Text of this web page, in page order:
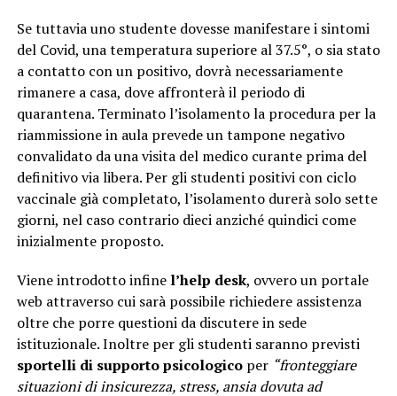
Se tuttavia uno studente dovesse manifestare i sintomi
del Covid, una temperatura superiore al 37.5°, o sia stato
a contatto con un positivo, dovrà necessariamente
rimanere a casa, dove affronterà il periodo di
quarantena. Terminato l’isolamento la procedura per la
riammissione in aula prevede un tampone negativo
convalidato da una visita del medico curante prima del
definitivo via libera. Per gli studenti positivi con ciclo
vaccinale già completato, l’isolamento durerà solo sette
giorni, nel caso contrario dieci anziché quindici come
inizialmente proposto.
Viene introdotto infine l’help desk, ovvero un portale
web attraverso cui sarà possibile richiedere assistenza
oltre che porre questioni da discutere in sede
istituzionale. Inoltre per gli studenti saranno previsti
sportelli di supporto psicologicoper “fronteggiare
situazioni di insicurezza, stress, ansia dovuta ad